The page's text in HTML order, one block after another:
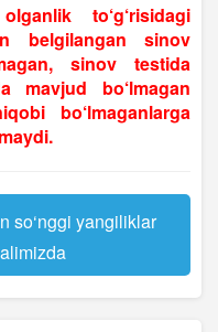
to‘g‘risidagi
belgilangan sinov
sinov testida
mavjud bo‘lmagan
bo‘lmaganlarga
so‘nggi yangiliklar